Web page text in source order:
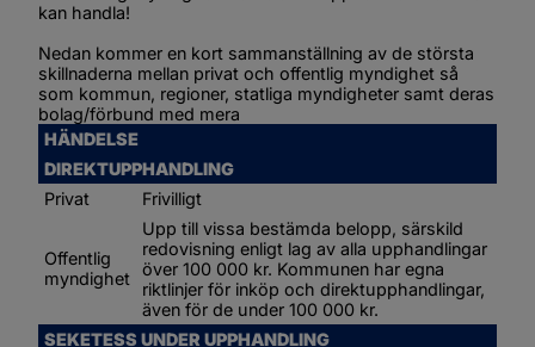
kan handla!
Nedan kommer en kort sammanställning av de största
skillnaderna mellan privat och offentlig myndighet så
som kommun, regioner, statliga myndigheter samt deras
bolag/förbund med mera
HÄNDELSE
DIREKTUPPHANDLING
Privat
Frivilligt
Offentlig
myndighet
Upp till vissa bestämda belopp, särskild
redovisning enligt lag av alla upphandlingar
över 100 000 kr. Kommunen har egna
riktlinjer för inköp och direktupphandlingar,
även för de under 100 000 kr.
SEKETESS UNDER UPPHANDLING